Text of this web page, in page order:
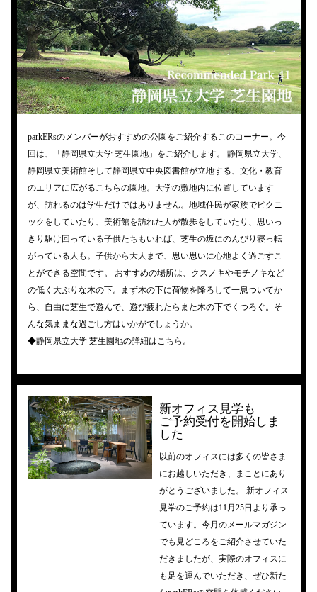
parkERsのメンバーがおすすめの公園をご紹介するこのコーナー。今
回は、「静岡県立大学 芝生園地」をご紹介します。 静岡県立大学、
静岡県立美術館そして静岡県立中央図書館が立地する、文化・教育
のエリアに広がるこちらの園地。大学の敷地内に位置しています
が、訪れるのは学生だけではありません。地域住民が家族でピクニ
ックをしていたり、美術館を訪れた人が散歩をしていたり、思いっ
きり駆け回っている子供たちもいれば、芝生の坂にのんびり寝っ転
がっている人も。子供から大人まで、思い思いに心地よく過ごすこ
とができる空間です。 おすすめの場所は、クスノキやモチノキなど
の低く大ぶりな木の下。まず木の下に荷物を降ろして一息ついてか
ら、自由に芝生で遊んで、遊び疲れたらまた木の下でくつろぐ。そ
んな気ままな過ごし方はいかがでしょうか。
◆静岡県立大学 芝生園地の詳細はこちら 。
新オフィス見学も
ご予約受付を開始しま
した
以前のオフィスには多くの皆さま
にお越しいただき、まことにあり
がとうございました。 新オフィス
見学のご予約は11月25日より承っ
ています。今月のメールマガジン
でも見どころをご紹介させていた
だきましたが、実際のオフィスに
も足を運んでいただき、ぜひ新た